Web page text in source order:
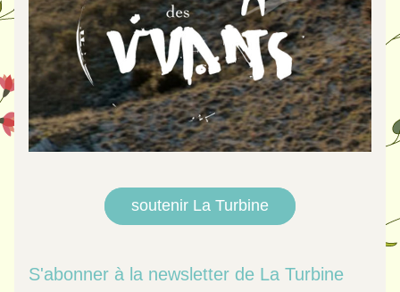
soutenir La Turbine
S'abonner à la newsletter de La Turbine